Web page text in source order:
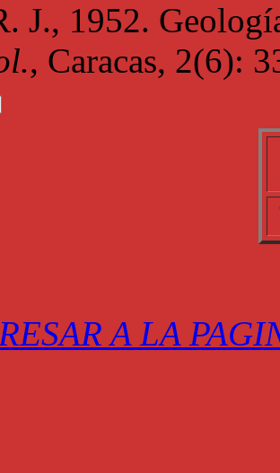
J., 1952.
, Caracas, 2(6):
A LA